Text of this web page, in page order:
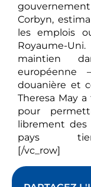
Corbyn,
les emplois
Royaume-
maintien
européenne
douanière et
Theresa May
pour
librement des
pays tiers.[/
[/vc_row]